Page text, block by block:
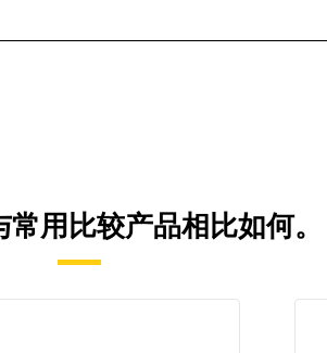
常用比较产品相比如何。